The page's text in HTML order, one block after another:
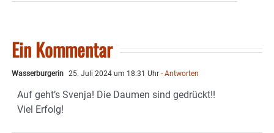
Ein Kommentar
Wasserburgerin 25. Juli 2024 um 18:31 Uhr - Antworten
Auf geht’s Svenja! Die Daumen sind gedrückt!!
Viel Erfolg!